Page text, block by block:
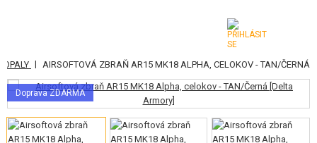
KATEGORIE
AIRSOFTOVÉ ZBRANĚ
VZDUCHOVÉ ZBRANĚ, PRAKY
| AIRSOFTOVÁ ZBRAŇ AR15 MK18 ALPHA, CELOKOV - TAN/ČERNÁ
Doprava ZDARMA